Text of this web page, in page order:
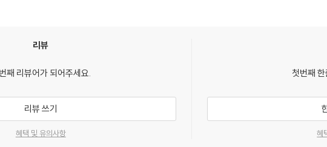
리뷰
째 리뷰어가 되어주세요.
리뷰 쓰기
혜택 및 유의사항
첫번째
혜